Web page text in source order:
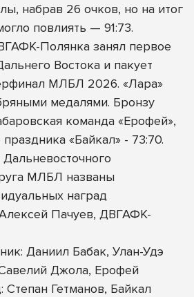
набрав 26 очков, но на итог
повлиять — 91:73.
Полянка занял первое
Востока и пакует
МЛБЛ 2026. «Лара»
медалями. Бронзу
команда «Ерофей»,
«Байкал» - 73:70.
МЛБЛ названы
наград
Пачуев, ДВГАФК-
Даниил Бабак, Улан-Удэ
Джола, Ерофей
Гетманов, Байкал